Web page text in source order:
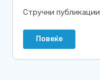
Стручни публикации
Повеќе